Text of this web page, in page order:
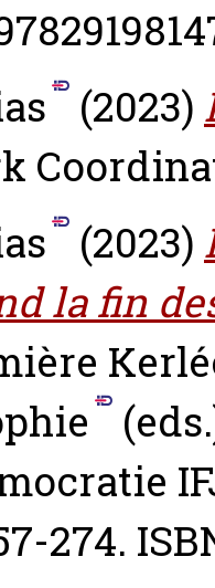
(2023)
(2023)
la fin
274.